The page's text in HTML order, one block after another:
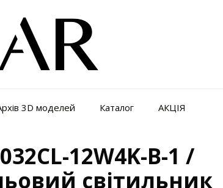
3D моделей Каталог АКЦІЯ
12W4K-B-1 /
світильник